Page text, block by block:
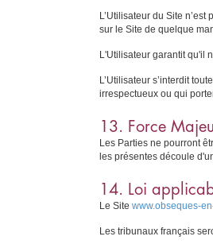
L’Utilisateur du Site
sur le Site de quelque
L'Utilisateur garantit qu'il
L’Utilisateur s’interdit
irrespectueux ou qui
13. Force
Les Parties ne pourront
les présentes découle
14. Loi
Le Site www.obseques-
Les tribunaux français